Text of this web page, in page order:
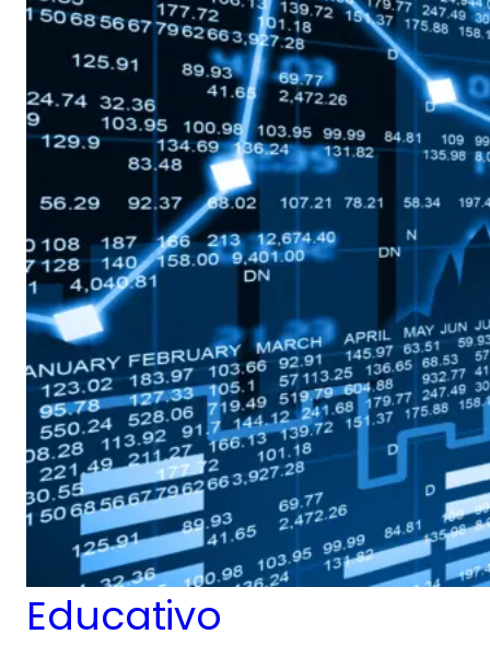
permiten a los traders
especular sobre los
movimientos de
precios de los
mercados financieros
sin poseer el activo
subyacente. Si bien
los CFDs ofrecen
flexibilidad y acceso a
una amplia gama de
mercados globales,
también implican
Educativo